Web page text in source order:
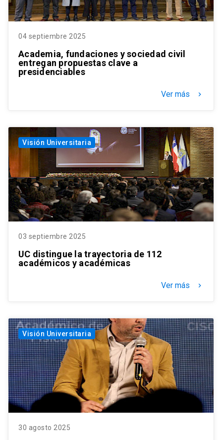
04 septiembre 2025
Academia, fundaciones y sociedad civil
entregan propuestas clave a
presidenciables
Ver más keyboard_arrow_right
Visión Universitaria
03 septiembre 2025
UC distingue la trayectoria de 112
académicos y académicas
Ver más keyboard_arrow_right
Visión Universitaria
30 agosto 2025